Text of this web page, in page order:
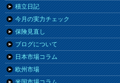
積立日記
今月の実力チェック
保険見直し
ブログについて
日本市場コラム
欧州市場